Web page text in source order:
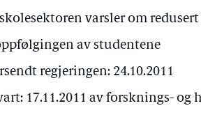
varsler om
av studentene
regjeringen: 24.10.2011
17.11.2011 av forsknings-